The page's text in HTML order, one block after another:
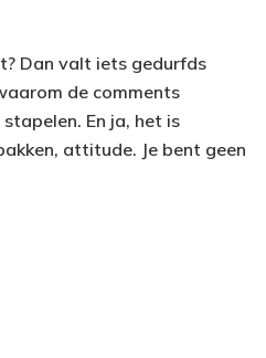
Dan valt iets gedurfds
de comments
En ja, het is
attitude. Je bent geen